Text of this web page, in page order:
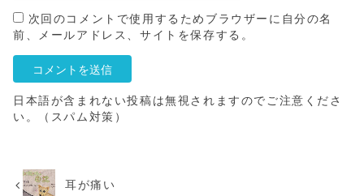
次回のコメントで使用するためブラウザーに自分の名
前、メールアドレス、サイトを保存する。
日本語が含まれない投稿は無視されますのでご注意くださ
い。（スパム対策）
耳が痛い